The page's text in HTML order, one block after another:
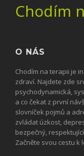
Chodím
O NÁS
Chodím na terapii je
zdraví. Najdete zde
psychodynamická,
a co čekat z první
slovníček pojmů a
zvládat úzkost,
bezpečný,
Začněte svou cestu k